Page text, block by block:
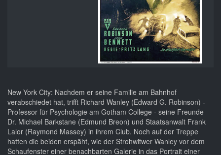
New York City: Nachdem er seine Familie am Bahnhof
verabschiedet hat, trifft Richard Wanley (Edward G. Robinson) -
Professor für Psychologie am Gotham College - seine Freunde
Dr. Michael Barkstane (Edmund Breon) und Staatsanwalt Frank
Lalor (Raymond Massey) in ihrem Club. Noch auf der Treppe
hatten die beiden erspäht, wie der Strohwitwer Wanley vor dem
Schaufenster einer benachbarten Galerie in das Portrait einer